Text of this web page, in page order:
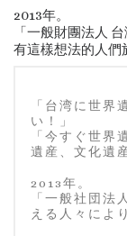
2013年。
「一般財團法人
有這樣想法的人們
「台湾に世界
い！」
「今すぐ世界
遺産、文化遺
2013年。
「一般社団法
える人々によ